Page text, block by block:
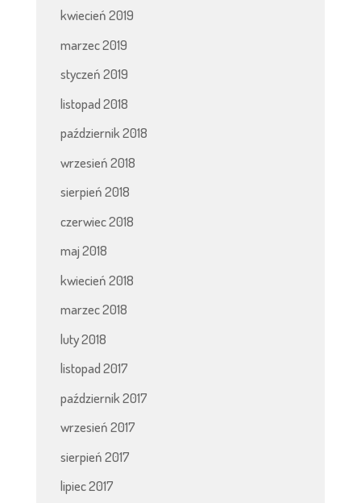
kwiecień 2019
marzec 2019
styczeń 2019
listopad 2018
październik 2018
wrzesień 2018
sierpień 2018
czerwiec 2018
maj 2018
kwiecień 2018
marzec 2018
luty 2018
listopad 2017
październik 2017
wrzesień 2017
sierpień 2017
lipiec 2017